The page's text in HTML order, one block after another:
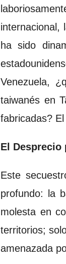
internacional,
ha sido
Venezuela,
taiwanés en
fabricadas?
El Desprecio
Este
profundo: la
molesta en
territorios;
amenazada